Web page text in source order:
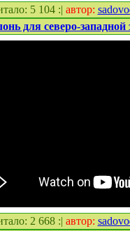
5 104 :| автор:
для северо-западной
2 668 :| автор: